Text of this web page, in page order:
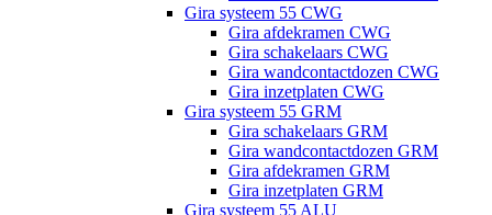
Gira systeem 55 CWG
Gira afdekramen CWG
Gira schakelaars CWG
Gira wandcontactdozen CWG
Gira inzetplaten CWG
Gira systeem 55 GRM
Gira schakelaars GRM
Gira wandcontactdozen GRM
Gira afdekramen GRM
Gira inzetplaten GRM
Gira systeem 55 ALU